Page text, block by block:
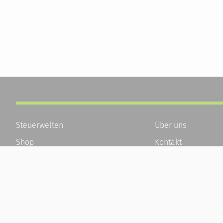
Steuerwelten
Shop
Über uns
Kontakt